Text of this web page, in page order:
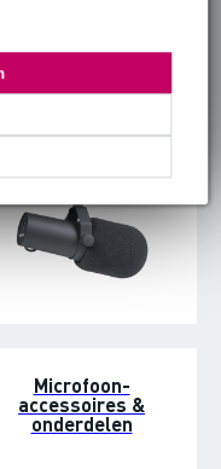
Microfoon-
accessoires &
onderdelen